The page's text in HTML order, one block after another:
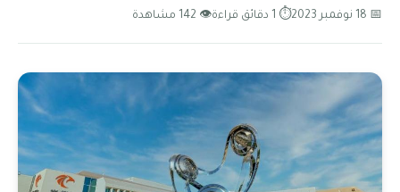
📅 18 نوفمبر 2023 ⏱ 1 دقائق قراءة 👁 142 مشاهدة